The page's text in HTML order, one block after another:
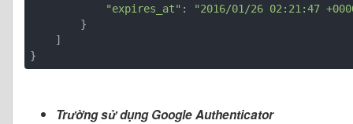
"expires_at" :
"2016/01/26 02:21:47
}
Trường sử dụng Google Authenticator